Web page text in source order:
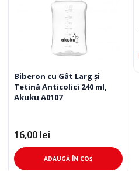
Biberon cu Gât Larg și
Tetină Anticolici 240 ml,
Akuku A0107
16,00 lei
ADAUGĂ ÎN COȘ